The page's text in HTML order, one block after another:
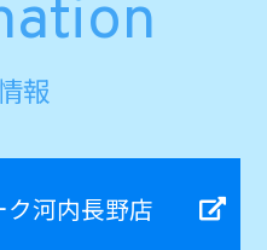
報
河内長野店